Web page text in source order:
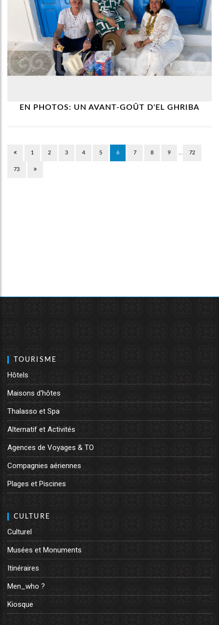
EN PHOTOS: UN AVANT-GOÛT D'EL GHRIBA
1 2 3 4 5 6 7 8 9 … 72
73
TOURISME
Hôtels
Maisons d'hôtes
Thalasso et Spa
Alternatif et Activités
Agences de Voyages & TO
Compagnies aériennes
Plages et Piscines
CULTURE
Culturel
Musées et Monuments
Itinéraires
Men_who ?
Kiosque